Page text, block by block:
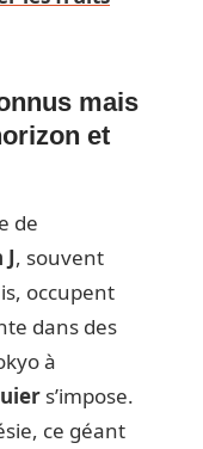
mais
et
de
, souvent
occupent
dans des
à
s’impose.
ce géant